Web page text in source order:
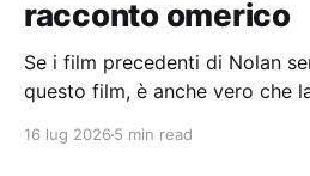
racconto omerico
Se i film precedenti di Nolan
questo film, è anche vero che
16 lug 2026 5 min read